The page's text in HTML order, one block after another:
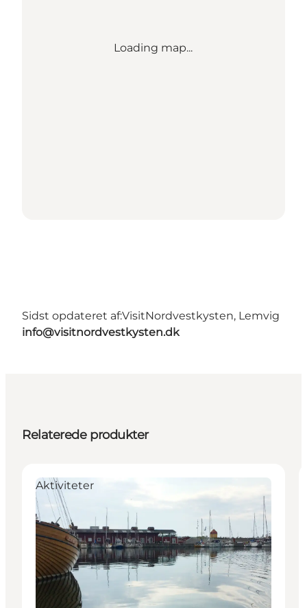
Loading map...
Sidst opdateret af:VisitNordvestkysten, Lemvig
info@visitnordvestkysten.dk
Relaterede produkter
Aktiviteter